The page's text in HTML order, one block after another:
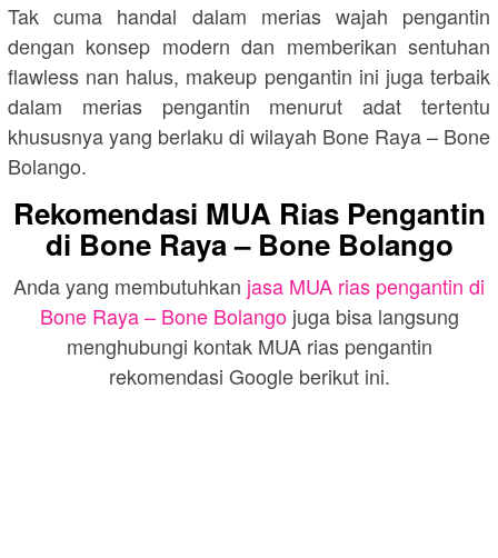
Tak cuma handal dalam merias wajah pengantin
dengan konsep modern dan memberikan sentuhan
flawless nan halus, makeup pengantin ini juga terbaik
dalam merias pengantin menurut adat tertentu
khususnya yang berlaku di wilayah Bone Raya – Bone
Bolango.
Rekomendasi MUA Rias Pengantin
di Bone Raya – Bone Bolango
Anda yang membutuhkan jasa MUA rias pengantin di
Bone Raya – Bone Bolangojuga bisa langsung
menghubungi kontak MUA rias pengantin
rekomendasi Google berikut ini.